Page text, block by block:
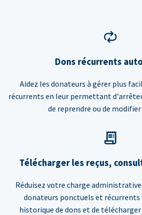
Dons récurrents
Aidez les donateurs à gérer plus
récurrents en leur permettant
de reprendre ou de
Télécharger les reçus,
Réduisez votre charge
donateurs ponctuels et récurrents
historique de dons et de télécharger